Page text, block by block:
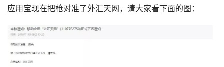
应用宝现在把枪对准了外汇天网，请大家看下面的图：